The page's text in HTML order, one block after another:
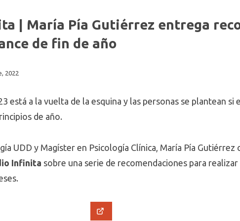
| María Pía Gutiérrez entrega
de fin de año
2022
está a la vuelta de la esquina y las personas se plantean si
de año.
UDD y Magíster en Psicología Clínica, María Pía Gutiérrez
Infinita sobre una serie de recomendaciones para